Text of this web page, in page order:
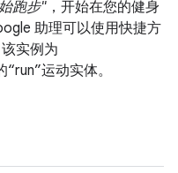
跑步" ，开始在您的健身
助理可以使用快捷方
实例为
运动实体。